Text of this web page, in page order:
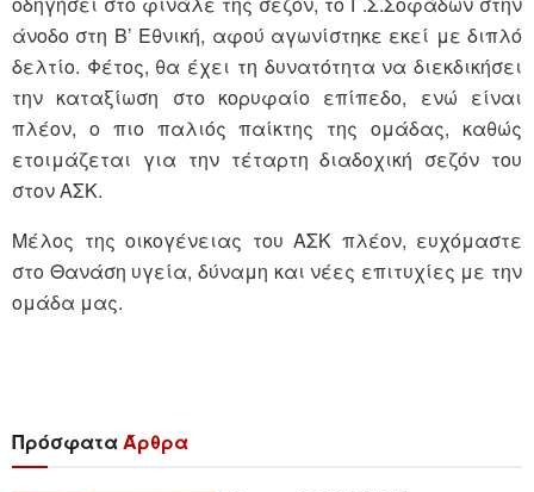
άνοδο στη Β’ Εθνική, αφού αγωνίστηκε εκεί με διπλό
δελτίο. Φέτος, θα έχει τη δυνατότητα να διεκδικήσει
την καταξίωση στο κορυφαίο επίπεδο, ενώ είναι
πλέον, ο πιο παλιός παίκτης της ομάδας, καθώς
ετοιμάζεται για την τέταρτη διαδοχική σεζόν του
στον ΑΣΚ.
Μέλος της οικογένειας του ΑΣΚ πλέον, ευχόμαστε
στο Θανάση υγεία, δύναμη και νέες επιτυχίες με την
ομάδα μας.
ΠρόσφαταΆρθρα